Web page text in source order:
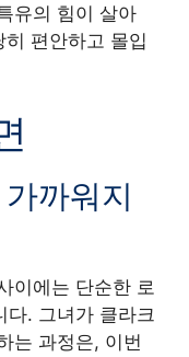
유의 힘이 살아
편안하고 몰입
까워지
이에는 단순한 로
다. 그녀가 클라크
는 과정은, 이번